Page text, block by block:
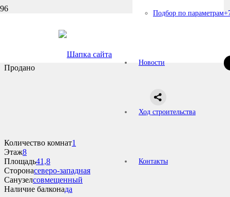
Подбор по параметрам
Новости
Ход строительства
Контакты
Подбор по параметрам—Дом №3—
Квартира №158
Продано
Количество комнат1
Этаж8
Площадь41,8
Сторонасеверо-западная
Санузелсовмещенный
Наличие балконада